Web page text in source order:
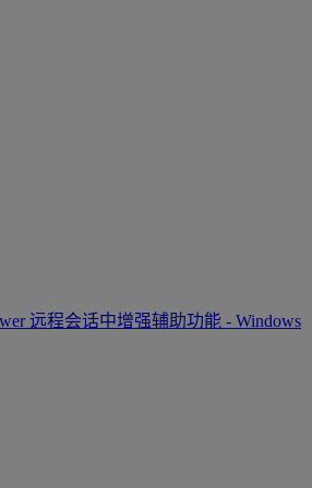
远程会话中增强辅助功能 - Windows